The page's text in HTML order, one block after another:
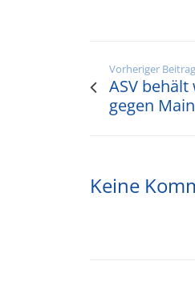
Vorheriger Beitrag
ASV behält
gegen
Keine